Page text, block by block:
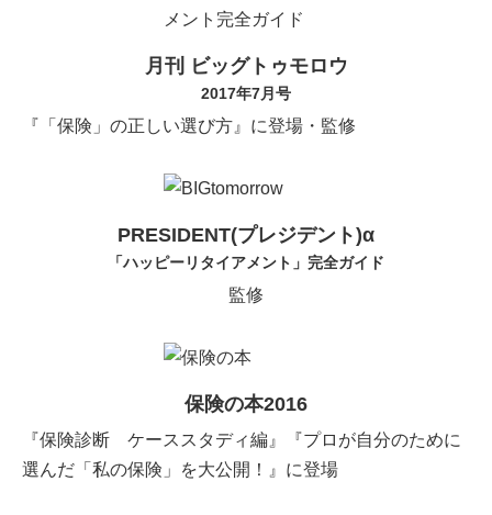
月刊 ビッグトゥモロウ
2017年7月号
『「保険」の正しい選び方』に登場・監修
PRESIDENT(プレジデント)α
「ハッピーリタイアメント」完全ガイド
監修
保険の本2016
『保険診断 ケーススタディ編』『プロが自分のために
選んだ「私の保険」を大公開！』に登場